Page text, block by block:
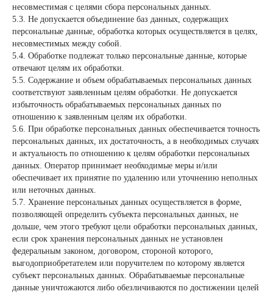
несовместимая с целями сбора персональных данных.
5.3. Не допускается объединение баз данных, содержащих
персональные данные, обработка которых осуществляется в целях,
несовместимых между собой.
5.4. Обработке подлежат только персональные данные, которые
отвечают целям их обработки.
5.5. Содержание и объем обрабатываемых персональных данных
соответствуют заявленным целям обработки. Не допускается
избыточность обрабатываемых персональных данных по
отношению к заявленным целям их обработки.
5.6. При обработке персональных данных обеспечивается точность
персональных данных, их достаточность, а в необходимых случаях
и актуальность по отношению к целям обработки персональных
данных. Оператор принимает необходимые меры и/или
обеспечивает их принятие по удалению или уточнению неполных
или неточных данных.
5.7. Хранение персональных данных осуществляется в форме,
позволяющей определить субъекта персональных данных, не
дольше, чем этого требуют цели обработки персональных данных,
если срок хранения персональных данных не установлен
федеральным законом, договором, стороной которого,
выгодоприобретателем или поручителем по которому является
субъект персональных данных. Обрабатываемые персональные
данные уничтожаются либо обезличиваются по достижении целей